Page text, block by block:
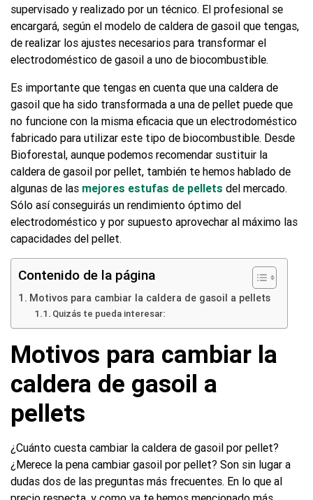
supervisado y realizado por un técnico. El profesional se
encargará, según el modelo de caldera de gasoil que tengas,
de realizar los ajustes necesarios para transformar el
electrodoméstico de gasoil a uno de biocombustible.
Es importante que tengas en cuenta que una caldera de
gasoil que ha sido transformada a una de pellet puede que
no funcione con la misma eficacia que un electrodoméstico
fabricado para utilizar este tipo de biocombustible. Desde
Bioforestal, aunque podemos recomendar sustituir la
caldera de gasoil por pellet, también te hemos hablado de
algunas de las mejores estufas de pellets del mercado.
Sólo así conseguirás un rendimiento óptimo del
electrodoméstico y por supuesto aprovechar al máximo las
capacidades del pellet.
Contenido de la página
Motivos para cambiar la caldera de gasoil a pellets
Quizás te pueda interesar:
Motivos para cambiar la
caldera de gasoil a
pellets
¿Cuánto cuesta cambiar la caldera de gasoil por pellet?
¿Merece la pena cambiar gasoil por pellet? Son sin lugar a
dudas dos de las preguntas más frecuentes. En lo que al